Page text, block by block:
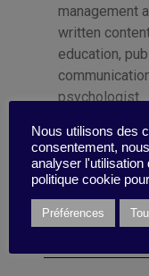
management
written
education,
psychologist.
Nous utilisons des
consentement,
analyser l'utilisation
politique cookie
Préférences